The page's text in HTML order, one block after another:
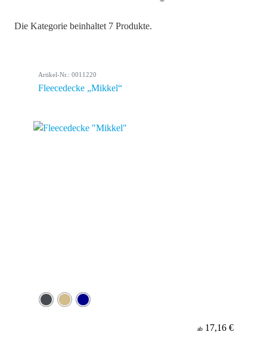
Farbe
Die Kategorie beinhaltet 7 Produkte.
Artikel-Nr.: 0011220
Fleecedecke „Mikkel“
ab 17,16 €